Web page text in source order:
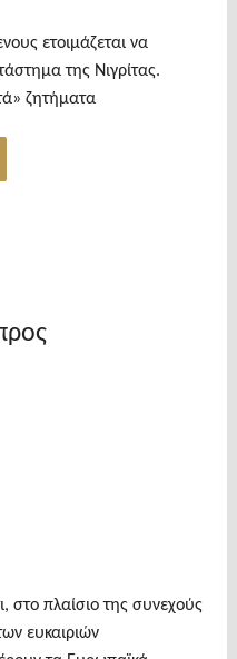
ετοιμάζεται να
της Νιγρίτας.
ζητήματα
στο πλαίσιο της συνεχούς
ευκαιριών